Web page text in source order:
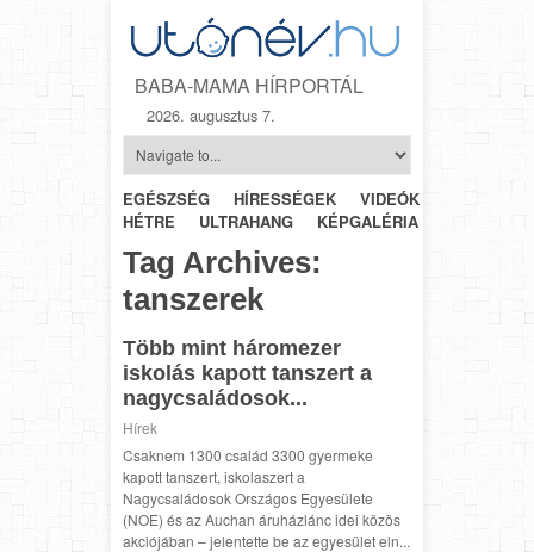
BABA-MAMA HÍRPORTÁL
2026. augusztus 7.
EGÉSZSÉG HÍRESSÉGEK VIDEÓK
HÉTRŐL-
HÉTRE
ULTRAHANG KÉPGALÉRIA
Tag Archives:
tanszerek
Több mint háromezer
iskolás kapott tanszert a
nagycsaládosok...
Hírek
Csaknem 1300 család 3300 gyermeke
kapott tanszert, iskolaszert a
Nagycsaládosok Országos Egyesülete
(NOE) és az Auchan áruházlánc idei közös
akciójában – jelentette be az egyesület eln...